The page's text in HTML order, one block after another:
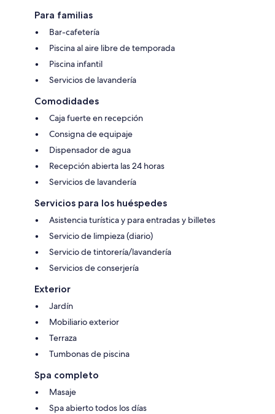
Para familias
Bar-cafetería
Piscina al aire libre de temporada
Piscina infantil
Servicios de lavandería
Comodidades
Caja fuerte en recepción
Consigna de equipaje
Dispensador de agua
Recepción abierta las 24 horas
Servicios de lavandería
Servicios para los huéspedes
Asistencia turística y para entradas y billetes
Servicio de limpieza (diario)
Servicio de tintorería/lavandería
Servicios de conserjería
Exterior
Jardín
Mobiliario exterior
Terraza
Tumbonas de piscina
Spa completo
Masaje
Spa abierto todos los días